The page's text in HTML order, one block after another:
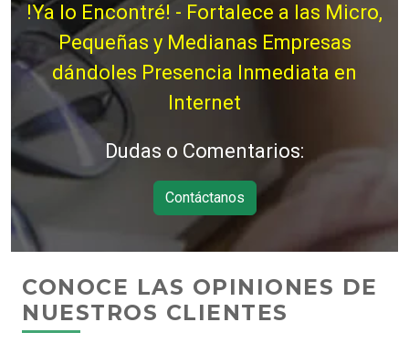
!Ya lo Encontré! - Fortalece a las Micro,
Pequeñas y Medianas Empresas
dándoles Presencia Inmediata en
Internet
Dudas o Comentarios:
Contáctanos
CONOCE LAS OPINIONES DE
NUESTROS CLIENTES